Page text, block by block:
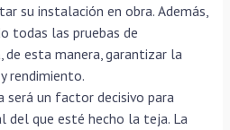
su instalación en obra. Además,
todas las pruebas de
de esta manera, garantizar la
rendimiento.
será un factor decisivo para
del que esté hecho la teja. La